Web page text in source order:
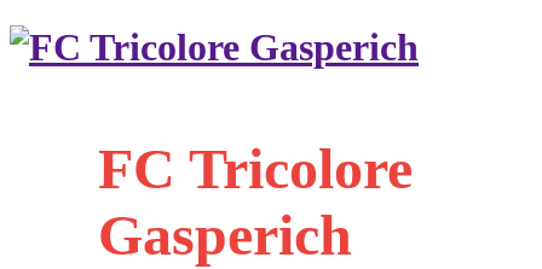
FC Tricolore
Gasperich